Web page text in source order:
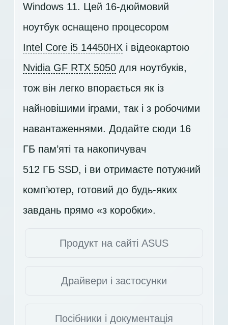
Windows 11. Цей 16-дюймовий
ноутбук оснащено процесором
Intel Core i5 14450HX і відеокартою
Nvidia GF RTX 5050 для ноутбуків,
тож він легко впорається як із
найновішими іграми, так і з робочими
навантаженнями. Додайте сюди 16
ГБ пам’яті та накопичувач
512 ГБ SSD, і ви отримаєте потужний
комп’ютер, готовий до будь-яких
завдань прямо «з коробки».
Продукт на сайті ASUS
Драйвери і застосунки
Посібники і документація